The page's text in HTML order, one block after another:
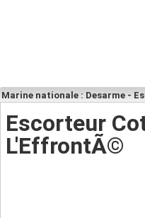
Marine nationale : Desarme -
Escorteur
L'EffrontÃ©